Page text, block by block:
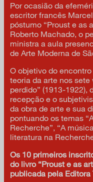
Por ocasião da
escritor francês
póstumo “Proust e as
Roberto Machado, o
ministra a aula
de Arte Moderna de
O objetivo do
teoria da arte nos
perdido” (1913-1922),
recepção e o
da obra de arte e sua
pontuando os temas
Recherche”, “A
literatura na
Os 10 primeiros
do livro “Proust e as
publicada pela Editora